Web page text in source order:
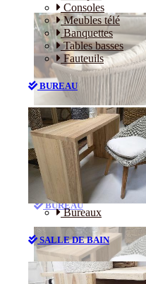
Consoles
Meubles télé
Banquettes
Tables basses
Fauteuils
BUREAU
Bureaux
SALLE DE BAIN
Canapés
Consoles
Meubles télé
Banquettes
Tables basses
Fauteuils
BUREAU